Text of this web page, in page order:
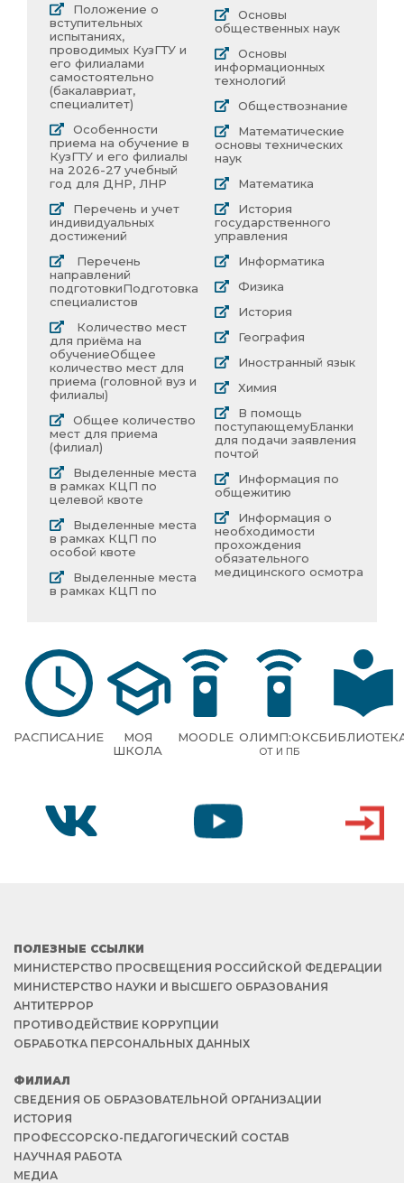
Положение о
вступительных
испытаниях,
проводимых КузГТУ и
его филиалами
самостоятельно
(бакалавриат,
специалитет)
Особенности
приема на обучение в
КузГТУ и его филиалы
на 2026-27 учебный
год для ДНР, ЛНР
Перечень и учет
индивидуальных
достижений
Перечень
направлений
подготовкиПодготовка
специалистов
Количество мест
для приёма на
обучениеОбщее
количество мест для
приема (головной вуз и
филиалы)
Общее количество
мест для приема
(филиал)
Выделенные места
в рамках КЦП по
целевой квоте
Выделенные места
в рамках КЦП по
особой квоте
Выделенные места
в рамках КЦП по
Основы
общественных наук
Основы
информационных
технологий
Обществознание
Математические
основы технических
наук
Математика
История
государственного
управления
Информатика
Физика
История
География
Иностранный язык
Химия
В помощь
поступающемуБланки
для подачи заявления
почтой
Информация по
общежитию
Информация о
необходимости
прохождения
обязательного
медицинского осмотра
РАСПИСАНИЕ
МОЯ
ШКОЛА
MOODLE ОЛИМП:ОКС
ОТ И ПБ
ПОЛЕЗНЫЕ ССЫЛКИ
МИНИСТЕРСТВО ПРОСВЕЩЕНИЯ РОССИЙСКОЙ ФЕДЕРАЦИИ
МИНИСТЕРСТВО НАУКИ И ВЫСШЕГО ОБРАЗОВАНИЯ
АНТИТЕРРОР
ПРОТИВОДЕЙСТВИЕ КОРРУПЦИИ
ОБРАБОТКА ПЕРСОНАЛЬНЫХ ДАННЫХ
ФИЛИАЛ
СВЕДЕНИЯ ОБ ОБРАЗОВАТЕЛЬНОЙ ОРГАНИЗАЦИИ
ИСТОРИЯ
ПРОФЕССОРСКО-ПЕДАГОГИЧЕСКИЙ СОСТАВ
НАУЧНАЯ РАБОТА
МЕДИА